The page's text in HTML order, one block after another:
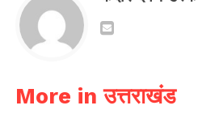
More in उत्तराखंड